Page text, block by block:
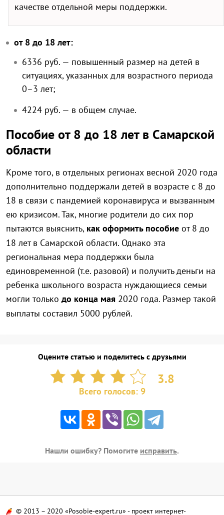
качестве отдельной меры поддержки.
от 8 до 18 лет:
6336 руб. — повышенный размер на детей в
ситуациях, указанных для возрастного периода
0–3 лет;
4224 руб. — в общем случае.
Пособие от 8 до 18 лет в Самарской
области
Кроме того, в отдельных регионах весной 2020 года
дополнительно поддержали детей в возрасте с 8 до
18 в связи с пандемией коронавируса и вызванным
ею кризисом. Так, многие родители до сих пор
пытаются выяснить, как оформить пособие от 8 до
18 лет в Самарской области. Однако эта
региональная мера поддержки была
единовременной (т.е. разовой) и получить деньги на
ребенка школьного возраста нуждающиеся семьи
могли только до конца мая 2020 года. Размер такой
выплаты составил 5000 рублей.
Оцените статью и поделитесь с друзьями
3.8
Всего голосов: 9
Нашли ошибку? Помогите исправить.
© 2013 – 2020 «Posobie-expert.ru» - проект интернет-